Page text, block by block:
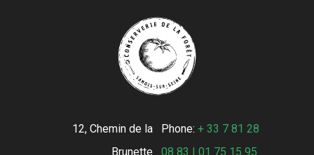
Phone: + 33 7 81 28
08 83 | 01 75 15 95
12, Chemin de la
Brunette